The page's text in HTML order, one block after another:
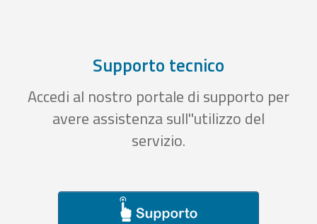
Supporto tecnico
Accedi al nostro portale di supporto per
avere assistenza sull''utilizzo del
servizio.